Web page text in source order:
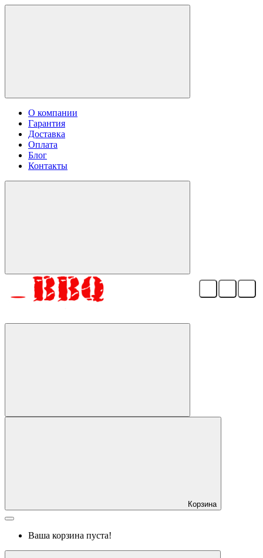
О компании
Гарантия
Доставка
Оплата
Блог
Контакты
Корзина
Ваша корзина пуста!